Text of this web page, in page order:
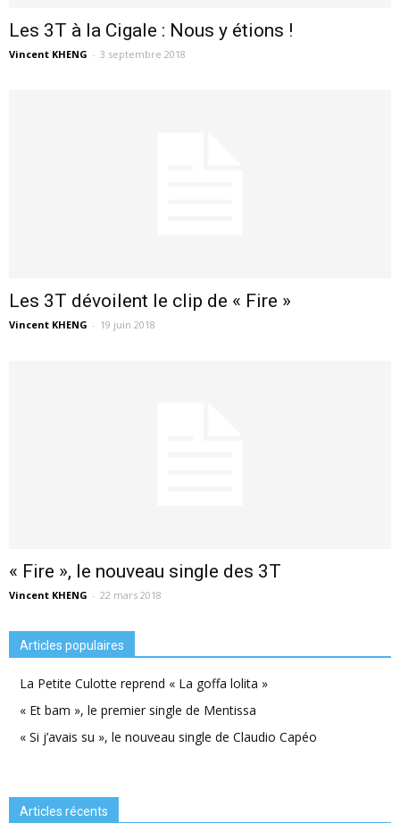
Les 3T à la Cigale : Nous y étions !
Vincent KHENG - 3 septembre 2018
Les 3T dévoilent le clip de « Fire »
Vincent KHENG - 19 juin 2018
« Fire », le nouveau single des 3T
Vincent KHENG - 22 mars 2018
Articles populaires
La Petite Culotte reprend « La goffa lolita »
« Et bam », le premier single de Mentissa
« Si j’avais su », le nouveau single de Claudio Capéo
Articles récents